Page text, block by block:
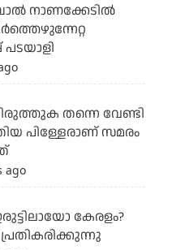
നാണക്കേടിൽ
തന്നെ വേണ്ടി
പിള്ളേരാണ് സമരം
ago
കേരളം?